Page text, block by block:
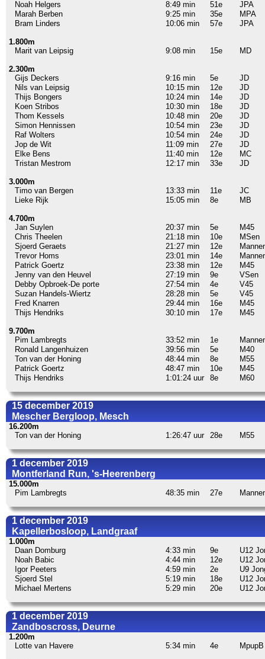
Noah Helgers 8:49 min 51e
JPA
Marah Berben
9:25 min 35e
MPA
Bram Linders
10:06 min 57e JPA
1.800m
Marit van Leipsig
9:08 min 15e MD
2.300m
Gijs Deckers
9:16 min 5e
JD
Nils van Leipsig
10:15 min 12e
JD
Thijs Bongers
10:24 min 14e
JD
Koen Stribos
10:30 min 18e
JD
Thom Kessels
10:48 min 20e
JD
Simon Hennissen
10:54 min 23e
JD
Raf Wolters
10:54 min 24e
JD
Jop de Wit
11:09 min 27e
JD
Elke Bens
11:40 min 12e
MC
Tristan Mestrom
12:17 min 33e JD
3.000m
Timo van Bergen
13:33 min 11e
JC
Lieke Rijk
15:05 min 8e MB
4.700m
Jan Suylen
20:37 min 5e
M45
Chris Theelen
21:18 min 10e
MSen
Sjoerd Geraets
21:27 min 12e
Trevor Homs
23:01 min 14e
Patrick Goertz
23:38 min 12e
M45
Jenny van den Heuvel
27:19 min 9e
VSen
Debby Opbroek-De porte
27:54 min 4e
V45
Suzan Handels-Wiertz
28:28 min 5e
V45
Fred Knarren
29:44 min 16e
M45
Thijs Hendriks
30:10 min 17e M45
9.700m
Pim Lambregts
33:52 min 1e
Ronald Langenhuizen
39:56 min 5e
M40
Ton van der Honing
48:44 min 8e
M55
Patrick Goertz
48:47 min 10e
M45
Thijs Hendriks
1:01:24 uur 8e M60
15 december 2019
Mescher Bergloop, Mesch
16.200m
Ton van der Honing
1:26:47 uur 28e M55
1 december 2019
Montferland Run, 's-Heerenberg
15.000m
Pim Lambregts
48:35 min 27e
1 december 2019
Kapellerbosloop, Landgraaf
1.000m
Daan Domburg
4:33 min 9e
U12
Noah Babic
4:44 min 12e
U12
Igor Peeters
4:59 min 2e
U9
Sjoerd Stel
5:19 min 18e
U12
Michael Mertens
5:29 min 20e U12
1 december 2019
Zandboscross, Deurne
1.200m
Lotte van Havere
5:34 min 4e MpupB